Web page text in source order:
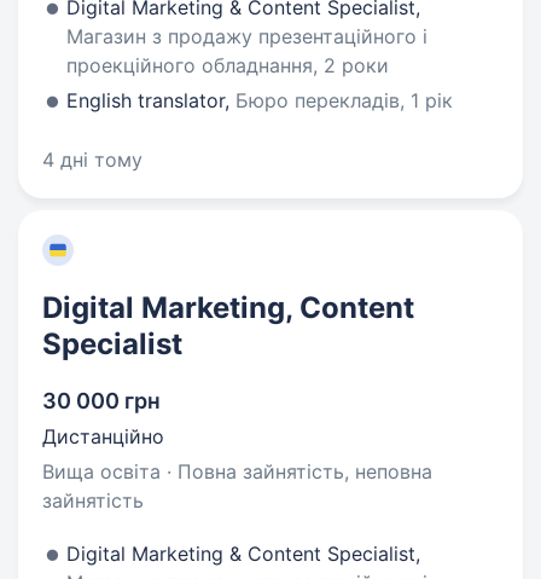
Digital Marketing & Content Specialist,
Магазин з продажу презентаційного і
проекційного обладнання, 2 роки
English translator, Бюро перекладів, 1 рік
4 дні тому
Digital Marketing, Content
Specialist
30 000 грн
Дистанційно
Вища освіта · Повна зайнятість, неповна
зайнятість
Digital Marketing & Content Specialist,